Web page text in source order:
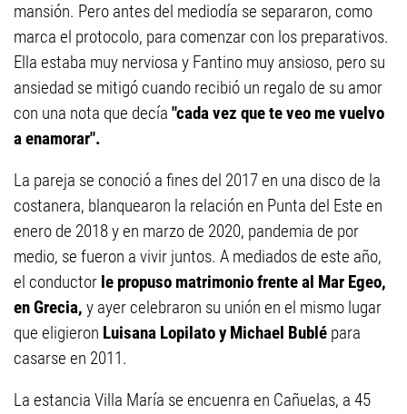
mansión. Pero antes del mediodía se separaron, como
marca el protocolo, para comenzar con los preparativos.
Ella estaba muy nerviosa y Fantino muy ansioso, pero su
ansiedad se mitigó cuando recibió un regalo de su amor
con una nota que decía "cada vez que te veo me vuelvo
a enamorar".
La pareja se conoció a fines del 2017 en una disco de la
costanera, blanquearon la relación en Punta del Este en
enero de 2018 y en marzo de 2020, pandemia de por
medio, se fueron a vivir juntos. A mediados de este año,
el conductor le propuso matrimonio frente al Mar Egeo,
en Grecia, y ayer celebraron su unión en el mismo lugar
que eligieron Luisana Lopilato y Michael Bublé para
casarse en 2011.
La estancia Villa María se encuenra en Cañuelas, a 45